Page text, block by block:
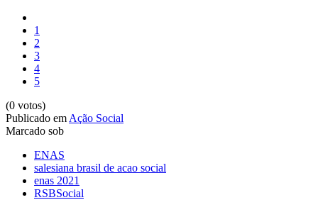
1
2
3
4
5
(0 votos)
Publicado em Ação Social
Marcado sob
ENAS
salesiana brasil de acao social
enas 2021
RSBSocial